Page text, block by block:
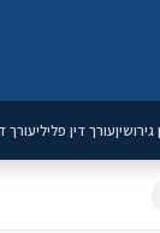
גירושיןעורך דין פליליעורך